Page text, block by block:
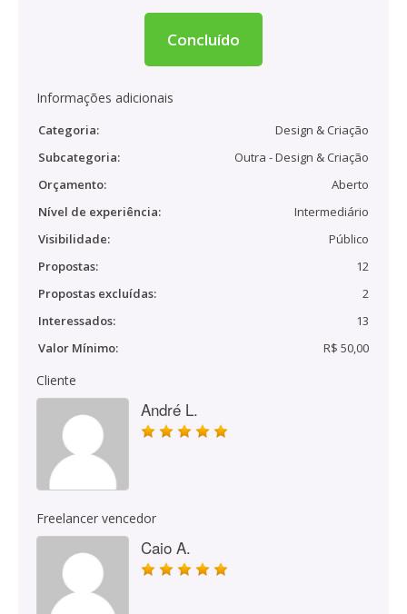
Concluído
Informações adicionais
Categoria:
Design & Criação
Subcategoria:
Outra - Design & Criação
Orçamento:
Aberto
Nível de experiência:
Intermediário
Visibilidade:
Público
Propostas:
12
Propostas excluídas:
2
Interessados:
13
Valor Mínimo:
R$ 50,00
Cliente
André L.
Freelancer vencedor
Caio A.